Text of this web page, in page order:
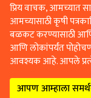
प्रिय वाचक, आमच्यात
आमच्यासाठी कृषी
बळकट करण्यासाठी
आणि लोकांपर्यंत
आवश्यक आहे. आपले
आपण आम्हाला